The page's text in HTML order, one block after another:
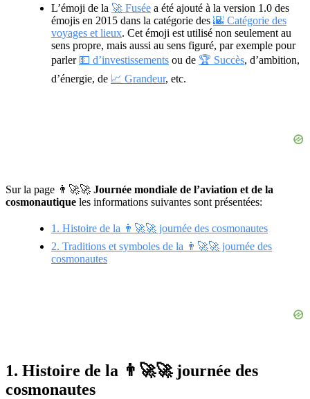
L’émoji de la 🚀 Fusée a été ajouté à la version 1.0 des
émojis en 2015 dans la catégorie des 🌇 Catégorie des
voyages et lieux. Cet émoji est utilisé non seulement au
sens propre, mais aussi au sens figuré, par exemple pour
parler 💵 d’investissements ou de 🏆 Succès, d’ambition,
d’énergie, de 📈 Grandeur, etc.
Sur la page 👨‍🚀🚀 Journée mondiale de l’aviation et de la
cosmonautique les informations suivantes sont présentées:
1. Histoire de la 👨‍🚀🚀 journée des cosmonautes
2. Traditions et symboles de la 👨‍🚀🚀 journée des
cosmonautes
1. Histoire de la 👨‍🚀🚀 journée des
cosmonautes